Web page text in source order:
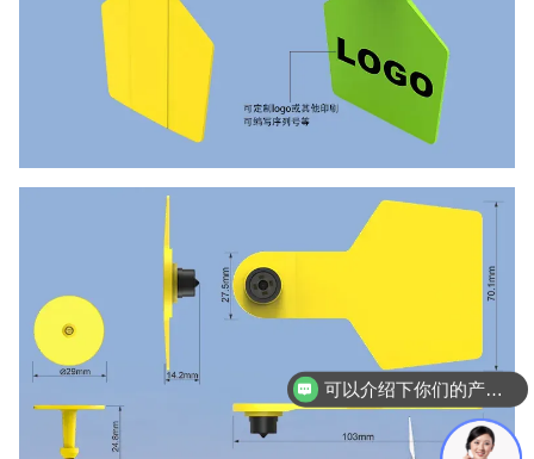
可以介绍下你们的产品么？